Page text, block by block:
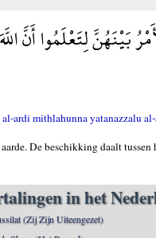
لِتَعْلَمُوا أَنَّ
ardi mithlahunna yatanazzalu
De beschikking daalt
in het
(Zij Zijn Uiteengezet)